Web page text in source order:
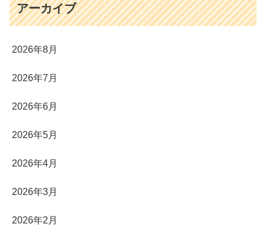
アーカイブ
2026年8月
2026年7月
2026年6月
2026年5月
2026年4月
2026年3月
2026年2月